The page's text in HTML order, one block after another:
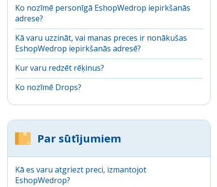
Ko nozīmē personīgā EshopWedrop iepirkšanās
adrese?
Kā varu uzzināt, vai manas preces ir nonākušas
EshopWedrop iepirkšanās adresē?
Kur varu redzēt rēķinus?
Ko nozīmē Drops?
Par sūtījumiem
Kā es varu atgriezt preci, izmantojot
EshopWedrop?